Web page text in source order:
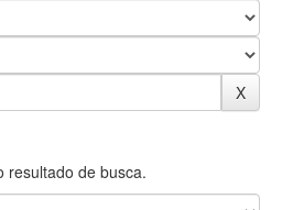
resultado de busca.